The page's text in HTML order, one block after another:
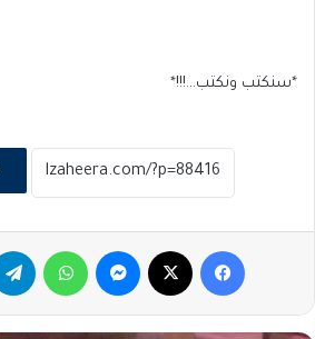
*سنكتب ونكتب…!!!*
فيسبوك ماسنجر واتساب